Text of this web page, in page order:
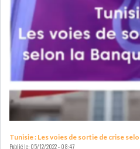
ANALYSE HEBDOMADAIRE
ZOOM ENTREPRISE
ARCHIVES DES COURS
HISTORIQUE ANALYSES
Tunisie : Les voies de sortie de crise
Publié le:05/12/2022 - 08:47